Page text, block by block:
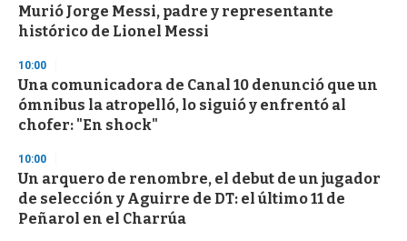
Murió Jorge Messi, padre y representante
histórico de Lionel Messi
10:00
Una comunicadora de Canal 10 denunció que un
ómnibus la atropelló, lo siguió y enfrentó al
chofer: "En shock"
10:00
Un arquero de renombre, el debut de un jugador
de selección y Aguirre de DT: el último 11 de
Peñarol en el Charrúa